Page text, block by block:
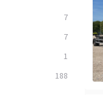
7
7
1
188